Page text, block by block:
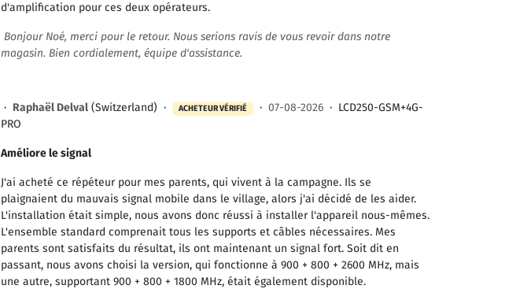
d'amplification pour ces deux opérateurs.
Bonjour Noé, merci pour le retour. Nous serions ravis de vous revoir dans notre
magasin. Bien cordialement, équipe d'assistance.
· Raphaël Delval (Switzerland) · ACHETEUR VÉRIFIÉ · 07-08-2026 · LCD250-GSM+4G-
PRO
Améliore le signal
J'ai acheté ce répéteur pour mes parents, qui vivent à la campagne. Ils se
plaignaient du mauvais signal mobile dans le village, alors j'ai décidé de les aider.
L'installation était simple, nous avons donc réussi à installer l'appareil nous-mêmes.
L'ensemble standard comprenait tous les supports et câbles nécessaires. Mes
parents sont satisfaits du résultat, ils ont maintenant un signal fort. Soit dit en
passant, nous avons choisi la version, qui fonctionne à 900 + 800 + 2600 MHz, mais
une autre, supportant 900 + 800 + 1800 MHz, était également disponible.